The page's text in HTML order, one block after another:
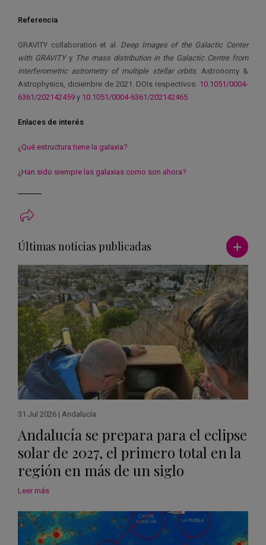
Referencia
GRAVITY collaboration et al. Deep Images of the Galactic Center
with GRAVITYy The mass distribution in the Galactic Centre from
interferometric astrometry of multiple stellar orbits. Astronomy &
Astrophysics, diciembre de 2021. DOIs respectivos: 10.1051/0004-
6361/202142459 y 10.1051/0004-6361/202142465
Enlaces de interés
¿Qué estructura tiene la galaxia?
¿Han sido siempre las galaxias como son ahora?
Últimas noticias publicadas Ver más
31 Jul 2026 | Andalucía
Andalucía se prepara para el eclipse
solar de 2027, el primero total en la
región en más de un siglo
Leer más